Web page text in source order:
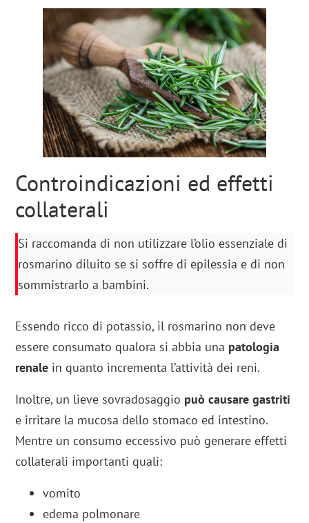
Controindicazioni ed effetti
collaterali
Si raccomanda di non utilizzare l’olio essenziale di
rosmarino diluito se si soffre di epilessia e di non
sommistrarlo a bambini.
Essendo ricco di potassio, il rosmarino non deve
essere consumato qualora si abbia una patologia
renale in quanto incrementa l’attività dei reni.
Inoltre, un lieve sovradosaggio può causare gastriti
e irritare la mucosa dello stomaco ed intestino.
Mentre un consumo eccessivo può generare effetti
collaterali importanti quali:
vomito
edema polmonare